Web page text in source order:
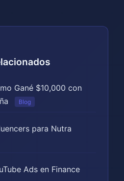
Gané $10,000 con
Blog
para Nutra
Ads en Finance